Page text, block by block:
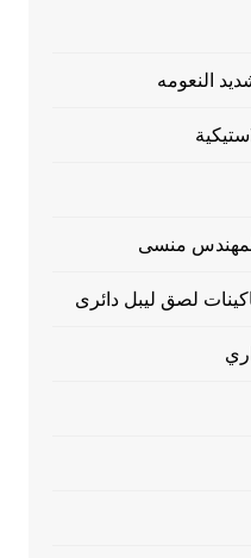
النعومه
منسى
لصق ليبل دائرى